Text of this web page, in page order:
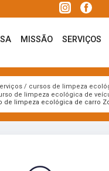
MISSÃO SERVIÇOS
cursos de limpeza
de limpeza ecológica de
de limpeza ecológica de carro